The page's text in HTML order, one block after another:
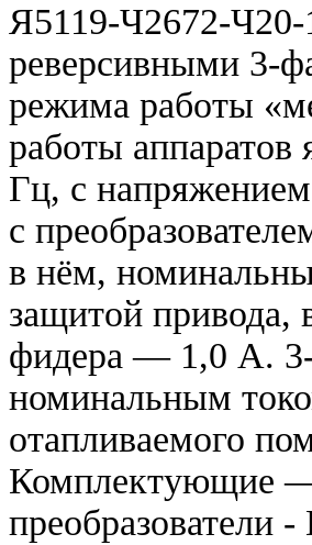
Я5119-Ч2672-
реверсивными 3-
режима работы
работы
Гц, с
с
в нём,
защитой привода,
фидера — 1,0 А. 3-
номинальным
отапливаемого
Комплектующие
преобразователи -